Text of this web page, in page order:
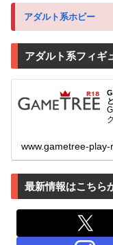
アダルト系ホビー
アダルト系フィギ
www.gametree-play-
最新情報はこちら